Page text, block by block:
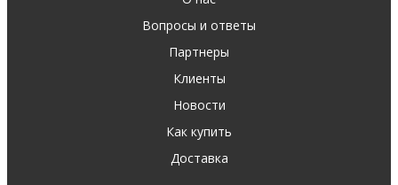
Вопросы и ответы
Партнеры
Клиенты
Новости
Как купить
Доставка